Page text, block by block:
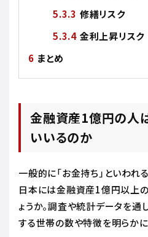
修繕リスク
金利上昇リスク
まとめ
金融資産1億円の人
いいるのか
一般的に「お金持ち」といわれ
日本には金融資産1億円以上
ょうか。調査や統計データを
する世帯の数や特徴を明らかに